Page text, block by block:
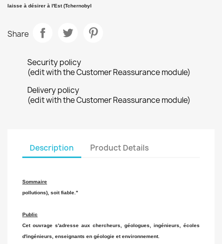
laisse à désirer à l'Est (Tchernobyl
Share
Security policy
(edit with the Customer Reassurance module)
Delivery policy
(edit with the Customer Reassurance module)
Description Product Details
Sommaire
pollutions), soit fiable."
Public
Cet ouvrage s'adresse aux chercheurs, géologues, ingénieurs, écoles
d'ingénieurs, enseignants en géologie et environnement.